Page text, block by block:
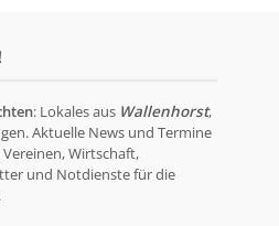
: Lokales aus Wallenhorst,
Aktuelle News und Termine
Wirtschaft,
und Notdienste für die